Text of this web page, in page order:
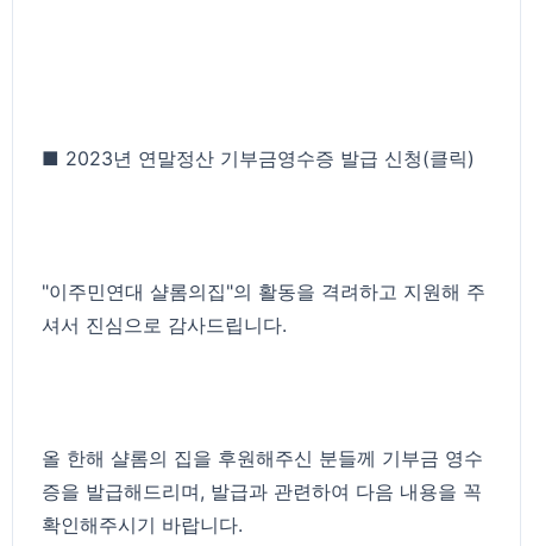
■ 2023년 연말정산 기부금영수증 발급 신청(클릭)
"이주민연대 샬롬의집"의 활동을 격려하고 지원해 주
셔서 진심으로 감사드립니다.
올 한해 샬롬의 집을 후원해주신 분들께 기부금 영수
증을 발급해드리며, 발급과 관련하여 다음 내용을 꼭
확인해주시기 바랍니다.